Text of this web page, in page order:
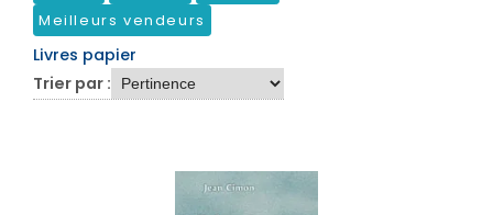
Meilleurs vendeurs
Livres papier
Trier par :